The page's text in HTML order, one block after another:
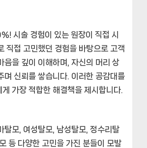
! 시술 경험이 있는 원장이 직접 시
직접 고민했던 경험을 바탕으로 고객
음을 깊이 이해하며, 자신의 머리 상
며 신뢰를 쌓습니다. 이러한 공감대를
가장 적합한 해결책을 제시합니다.
탈모, 여성탈모, 남성탈모, 정수리탈
등 다양한 고민을 가진 분들이 모발